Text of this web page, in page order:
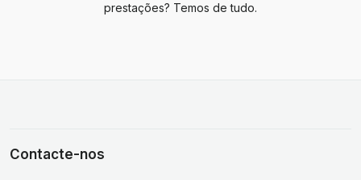
prestações? Temos de tudo.
Contacte-nos